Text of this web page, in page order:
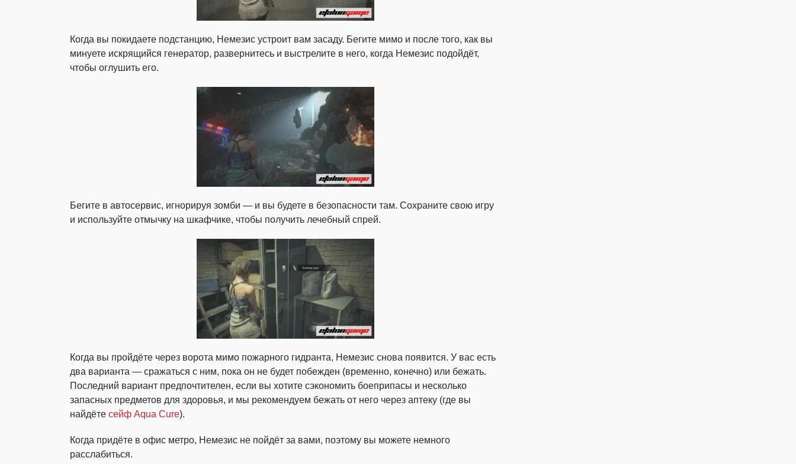
Когда вы покидаете подстанцию, Немезис устроит вам засаду. Бегите мимо и после того, как вы
минуете искрящийся генератор, развернитесь и выстрелите в него, когда Немезис подойдёт,
чтобы оглушить его.
Бегите в автосервис, игнорируя зомби — и вы будете в безопасности там. Сохраните свою игру
и используйте отмычку на шкафчике, чтобы получить лечебный спрей.
Когда вы пройдёте через ворота мимо пожарного гидранта, Немезиc снова появится. У вас есть
два варианта — сражаться с ним, пока он не будет побежден (временно, конечно) или бежать.
Последний вариант предпочтителен, если вы хотите сэкономить боеприпасы и несколько
запасных предметов для здоровья, и мы рекомендуем бежать от него через аптеку (где вы
найдёте сейф Aqua Cure).
Когда придёте в офис метро, Немезис не пойдёт за вами, поэтому вы можете немного
расслабиться.